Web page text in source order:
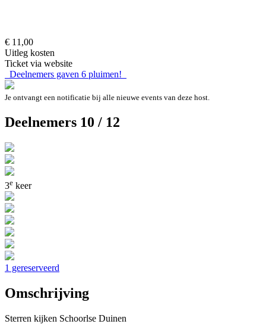
€ 11,00
Uitleg kosten
Ticket via website
Deelnemers gaven 6 pluimen!
Je ontvangt een notificatie bij alle nieuwe events van deze host.
Deelnemers 10 / 12
3e keer
1 gereserveerd
Omschrijving
Sterren kijken Schoorlse Duinen